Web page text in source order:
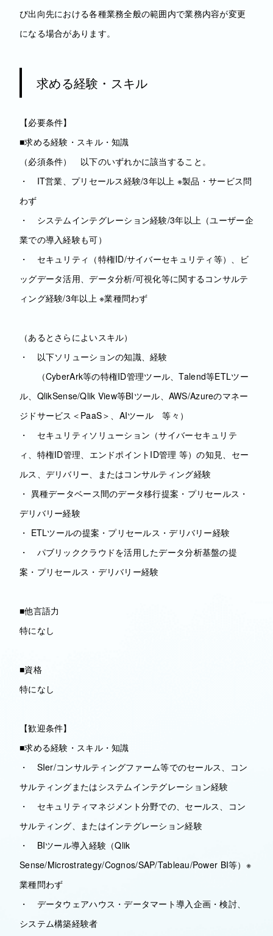
び出向先における各種業務全般の範囲内で業務内容が変更
になる場合があります。
求める経験・スキル
【必要条件】
■求める経験・スキル・知識
（必須条件） 以下のいずれかに該当すること。
・ IT営業、プリセールス経験/3年以上 ※製品・サービス問
わず
・ システムインテグレーション経験/3年以上（ユーザー企
業での導入経験も可）
・ セキュリティ（特権ID/サイバーセキュリティ等）、ビ
ッグデータ活用、データ分析/可視化等に関するコンサルテ
ィング経験/3年以上 ※業種問わず
（あるとさらによいスキル）
・ 以下ソリューションの知識、経験
（CyberArk等の特権ID管理ツール、Talend等ETLツー
ル、QlikSense/Qlik View等BIツール、AWS/Azureのマネー
ジドサービス＜PaaS＞、AIツール 等々）
・ セキュリティソリューション（サイバーセキュリテ
ィ、特権ID管理、エンドポイントID管理 等）の知見、セー
ルス、デリバリー、またはコンサルティング経験
・ 異種データベース間のデータ移行提案・プリセールス・
デリバリー経験
・ ETLツールの提案・プリセールス・デリバリー経験
・ パブリッククラウドを活用したデータ分析基盤の提
案・プリセールス・デリバリー経験
■他言語力
特になし
■資格
特になし
【歓迎条件】
■求める経験・スキル・知識
・ SIer/コンサルティングファーム等でのセールス、コン
サルティングまたはシステムインテグレーション経験
・ セキュリティマネジメント分野での、セールス、コン
サルティング、またはインテグレーション経験
・ BIツール導入経験（Qlik
Sense/Microstrategy/Cognos/SAP/Tableau/Power BI等）※
業種問わず
・ データウェアハウス・データマート導入企画・検討、
システム構築経験者